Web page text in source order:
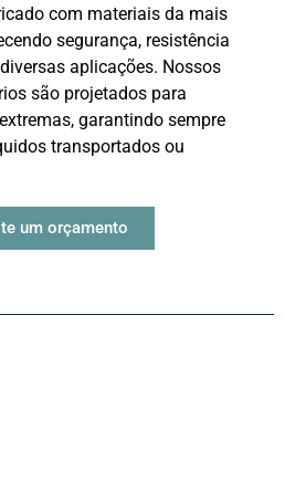
com materiais da mais
segurança, resistência
aplicações. Nossos
são projetados para
garantindo sempre
transportados ou
um orçamento